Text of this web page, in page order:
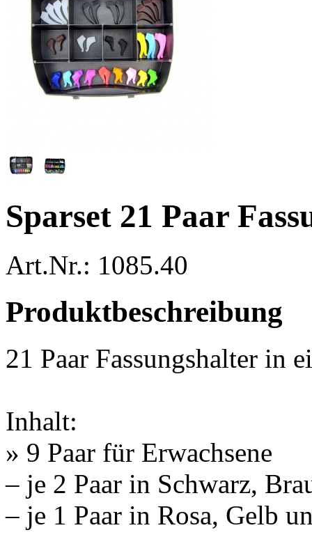
Sparset 21 Paar
Art.Nr.: 1085.40
Produktbeschreibung
21 Paar Fassungshalter in
Inhalt:
» 9 Paar für Erwachsene
– je 2 Paar in Schwarz,
– je 1 Paar in Rosa, Gelb